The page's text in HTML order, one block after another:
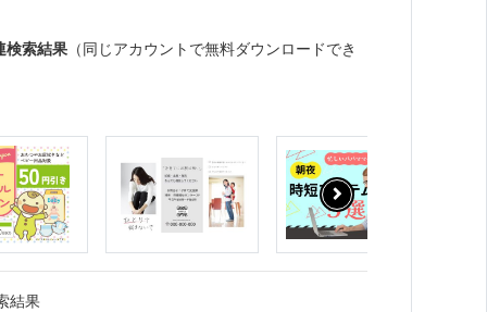
検索結果 （同じアカウントで無料ダウンロードでき
結果